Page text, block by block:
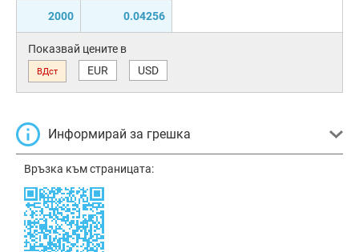
2000 0.04256
Показвай цените в
ВДст EUR USD
Информирай за грешка
Връзка към страницата: